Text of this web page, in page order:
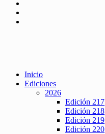
Inicio
Ediciones
2026
Edición 217
Edición 218
Edición 219
Edición 220